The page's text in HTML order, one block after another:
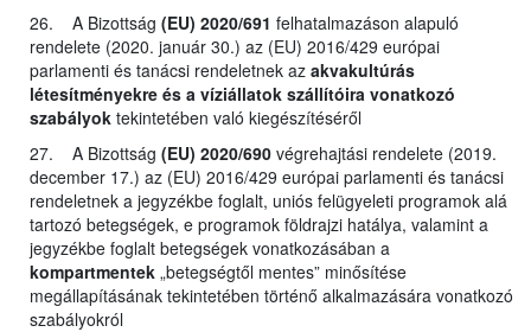
26. A Bizottság (EU) 2020/691 felhatalmazáson alapuló
rendelete (2020. január 30.) az (EU) 2016/429 európai
parlamenti és tanácsi rendeletnek az akvakultúrás
létesítményekre és a víziállatok szállítóira vonatkozó
szabályok tekintetében való kiegészítéséről
27. A Bizottság (EU) 2020/690 végrehajtási rendelete (2019.
december 17.) az (EU) 2016/429 európai parlamenti és tanácsi
rendeletnek a jegyzékbe foglalt, uniós felügyeleti programok alá
tartozó betegségek, e programok földrajzi hatálya, valamint a
jegyzékbe foglalt betegségek vonatkozásában a
kompartmentek „betegségtől mentes” minősítése
megállapításának tekintetében történő alkalmazására vonatkozó
szabályokról